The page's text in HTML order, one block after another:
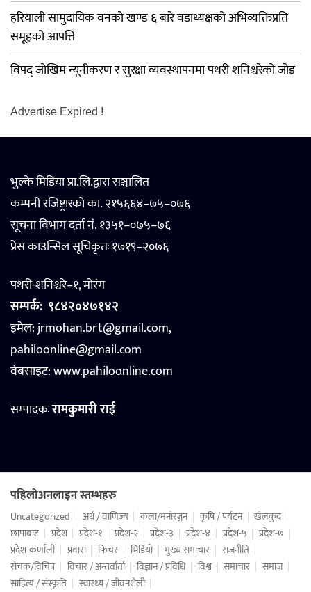
हरियाली सामुदायिक वनको खण्ड ६ बारे वडाध्यक्षको अभिव्यक्तिप्रति
समूहको आपत्ति
विपद् जोखिम न्यूनीकरण र सुरक्षा व्यवस्थापनमा पथरी शनिश्चरेको जोड
Advertise Expired !
भुल्के मिडिया प्रा.लि.द्वारा सञ्चालित
कम्पनी रजिष्ट्रारको का. २१५६६४–७५–०७६
सूचना विभाग दर्ता नं. १३५१–०७५–७६
प्रेस काउन्सिल सूचिकृतः १७१९–२०७६
पथरी-शनिश्चरे–१, मोरंग
सम्पर्क: ९८४२०४७१४२
इमेल: jrmohan.brt@gmail.com,
pahiloonline@gmail.com
वेबसाइट:www.pahiloonline.com
सम्पादकःरामकुमारी राई
पहिलोअनलाइन स्तम्भहरु
Uncategorized अर्थ / वाणिज्य कला/मनोरञ्जन कृषि / पर्यटन
खेलकुद
छापाबाट
प्रदेश प्रदेश-१ प्रदेश-२ प्रदेश-३ प्रदेश-४ प्रदेश-५
प्रदेश-७
प्रदेश-कर्णाली
प्रवास फिचर भिडियो मुख्य समाचार
राजनीति
रोचक/विचित्र
विचार / अन्तर्वार्ता विज्ञान / प्रविधि विश्व समाचार
समाज
साहित्य / संस्कृति
स्वास्थ्य / जीवनशैली